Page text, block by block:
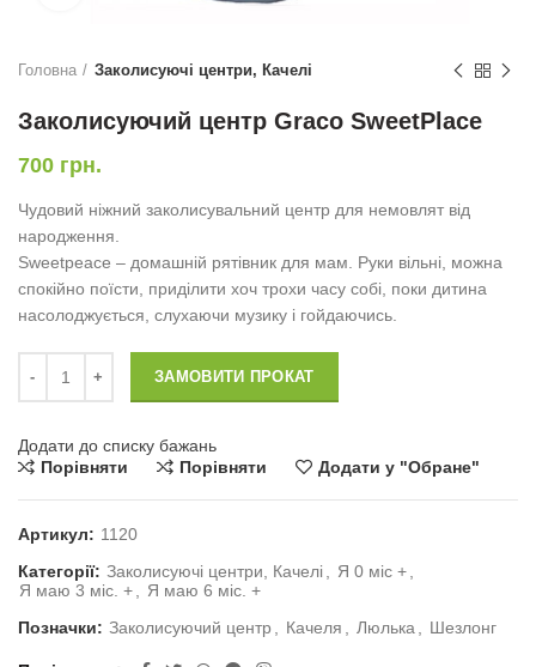
Головна Заколисуючі центри, Качелі
Заколисуючий центр Graco SweetPlace
700 грн.
Чудовий ніжний заколисувальний центр для немовлят від
народження.
Sweetpeace – домашній рятівник для мам. Руки вільні, можна
спокійно поїсти, приділити хоч трохи часу собі, поки дитина
насолоджується, слухаючи музику і гойдаючись.
ЗАМОВИТИ ПРОКАТ
Додати до списку бажань
Порівняти
Порівняти Додати у "Обране"
Артикул: 1120
Категорії: Заколисуючі центри, Качелі Я 0 міс +
Я маю 3 міс. +
Я маю 6 міс. +
Позначки: Заколисуючий центр Качеля Люлька Шезлонг